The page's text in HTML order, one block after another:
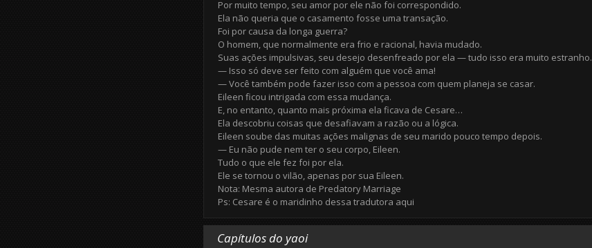
Por muito tempo, seu amor por ele não foi correspondido.
Ela não queria que o casamento fosse uma transação.
Foi por causa da longa guerra?
O homem, que normalmente era frio e racional, havia mudado.
Suas ações impulsivas, seu desejo desenfreado por ela — tudo isso era muito estranho.
— Isso só deve ser feito com alguém que você ama!
— Você também pode fazer isso com a pessoa com quem planeja se casar.
Eileen ficou intrigada com essa mudança.
E, no entanto, quanto mais próxima ela ficava de Cesare…
Ela descobriu coisas que desafiavam a razão ou a lógica.
Eileen soube das muitas ações malignas de seu marido pouco tempo depois.
— Eu não pude nem ter o seu corpo, Eileen.
Tudo o que ele fez foi por ela.
Ele se tornou o vilão, apenas por sua Eileen.
Nota: Mesma autora de Predatory Marriage
Ps: Cesare é o maridinho dessa tradutora aqui
Capítulos do yaoi